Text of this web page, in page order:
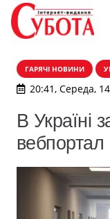
ГАРЯЧІ НОВИНИ
20:41, Середа,
В Україні
вебпортал